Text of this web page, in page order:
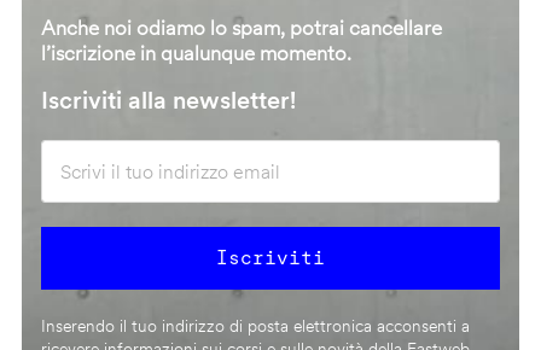
Anche noi odiamo lo spam, potrai cancellare
l’iscrizione in qualunque momento.
Iscriviti alla newsletter!
Inserendo il tuo indirizzo di posta elettronica acconsenti a